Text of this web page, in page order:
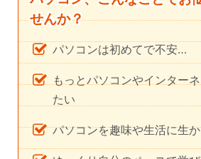
せんか？
パソコンは初めてで不安…
もっとパソコンやインター
たい
パソコンを趣味や生活に生